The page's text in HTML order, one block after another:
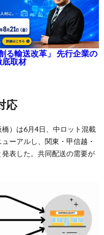
る輸送改革」 先行企業の
底取材
応
）は6月4日、中ロット混載
ーアルし、関東・甲信越・
表した。共同配送の需要が